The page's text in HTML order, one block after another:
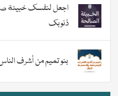
اجعل لنفسك خبيئة
ذنوبك
بنو تميم من أشرف